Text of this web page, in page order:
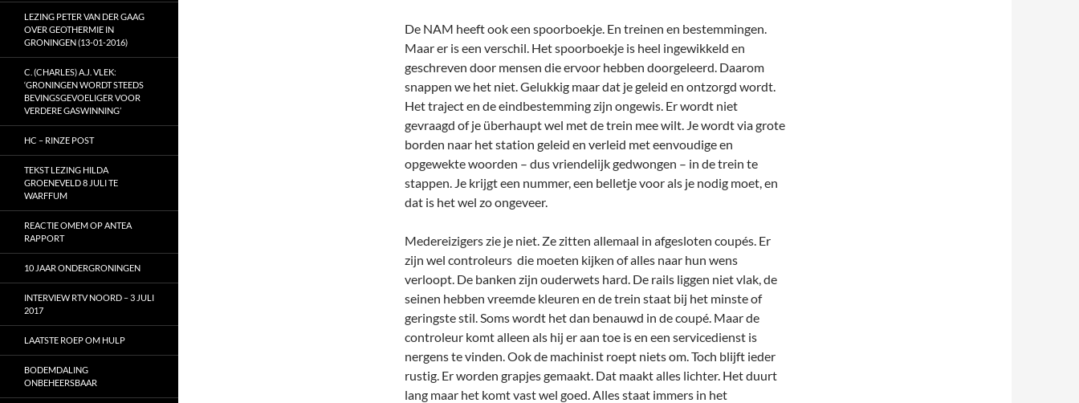
De NAM heeft ook een spoorboekje. En treinen en bestemmingen.
Maar er is een verschil. Het spoorboekje is heel ingewikkeld en
geschreven door mensen die ervoor hebben doorgeleerd. Daarom
snappen we het niet. Gelukkig maar dat je geleid en ontzorgd wordt.
Het traject en de eindbestemming zijn ongewis. Er wordt niet
gevraagd of je überhaupt wel met de trein mee wilt. Je wordt via grote
borden naar het station geleid en verleid met eenvoudige en
opgewekte woorden – dus vriendelijk gedwongen – in de trein te
stappen. Je krijgt een nummer, een belletje voor als je nodig moet, en
dat is het wel zo ongeveer.
Medereizigers zie je niet. Ze zitten allemaal in afgesloten coupés. Er
zijn wel controleurs die moeten kijken of alles naar hun wens
verloopt. De banken zijn ouderwets hard. De rails liggen niet vlak, de
seinen hebben vreemde kleuren en de trein staat bij het minste of
geringste stil. Soms wordt het dan benauwd in de coupé. Maar de
controleur komt alleen als hij er aan toe is en een servicedienst is
nergens te vinden. Ook de machinist roept niets om. Toch blijft ieder
rustig. Er worden grapjes gemaakt. Dat maakt alles lichter. Het duurt
lang maar het komt vast wel goed. Alles staat immers in het
LEZING PETER VAN DER GAAG
OVER GEOTHERMIE IN
GRONINGEN (13-01-2016)
C. (CHARLES) A.J. VLEK:
‘GRONINGEN WORDT STEEDS
BEVINGSGEVOELIGER VOOR
VERDERE GASWINNING’
HC – RINZE POST
TEKST LEZING HILDA
GROENEVELD 8 JULI TE
WARFFUM
REACTIE OMEM OP ANTEA
RAPPORT
10 JAAR ONDERGRONINGEN
INTERVIEW RTV NOORD – 3 JULI
2017
LAATSTE ROEP OM HULP
BODEMDALING
ONBEHEERSBAAR